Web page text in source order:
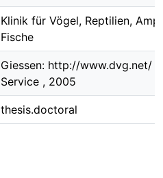
Klinik für Vögel, Reptilien,
Fische
Giessen: http://www.dvg.net/
Service , 2005
thesis.doctoral